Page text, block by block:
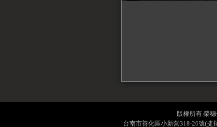
版權所有 榮
台南市善化區小新營318-26號(捷